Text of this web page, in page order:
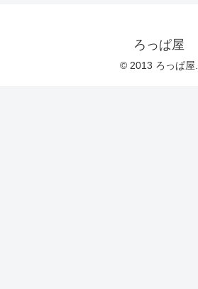
ろっぱ屋
© 2013 ろっぱ屋.